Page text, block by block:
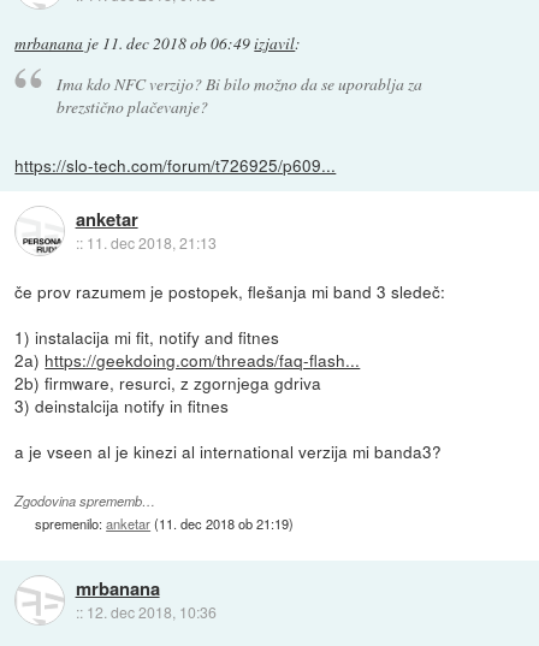
mrbanana je 11. dec 2018 ob 06:49izjavil:
Ima kdo NFC verzijo? Bi bilo možno da se uporablja za
brezstično plačevanje?
https://slo-tech.com/forum/t726925/p609...
anketar
:: 11. dec 2018, 21:13
če prov razumem je postopek, flešanja mi band 3 sledeč:
1) instalacija mi fit, notify and fitnes
2a) https://geekdoing.com/threads/faq-flash...
2b) firmware, resurci, z zgornjega gdriva
3) deinstalcija notify in fitnes
a je vseen al je kinezi al international verzija mi banda3?
Zgodovina sprememb…
spremenilo:anketar(11. dec 2018 ob 21:19)
mrbanana
:: 12. dec 2018, 10:36